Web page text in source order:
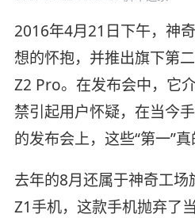
2016年4月21日下午，神
想的怀抱，并推出旗下第
Z2 Pro。在发布会中，它
禁引起用户怀疑，在当今
的发布会上，这些“第一”真
去年的8月​还属于神奇工
Z1手机，这款手机抛弃了